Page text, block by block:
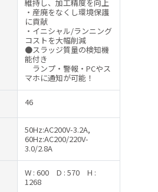
維持し、加工精度を向上
・産廃をなくし環境保護
に貢献
・イニシャル/ランニング
コストを大幅削減
●スラッジ質量の検知機
能付き
ランプ・警報・PCやス
マホに通知が可能！
46
50Hz:AC200V-3.2A,
60Hz:AC200/220V-
3.0/2.8A
W : 600 D : 570
H :
1268